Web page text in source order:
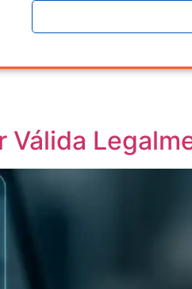
Válida